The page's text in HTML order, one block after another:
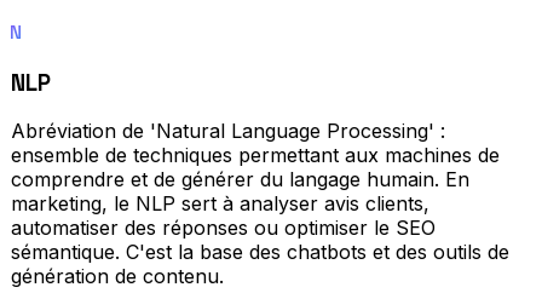
N
NLP
Abréviation de 'Natural Language Processing' :
ensemble de techniques permettant aux machines de
comprendre et de générer du langage humain. En
marketing, le NLP sert à analyser avis clients,
automatiser des réponses ou optimiser le SEO
sémantique. C'est la base des chatbots et des outils de
génération de contenu.